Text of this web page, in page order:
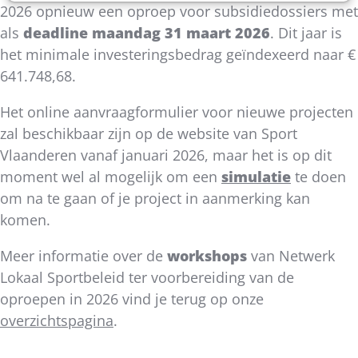
2026 opnieuw een oproep voor subsidiedossiers met
als deadline maandag 31 maart 2026. Dit jaar is
het minimale investeringsbedrag geïndexeerd naar €
641.748,68.
Het online aanvraagformulier voor nieuwe projecten
zal beschikbaar zijn op de website van Sport
Vlaanderen vanaf januari 2026, maar het is op dit
moment wel al mogelijk om een simulatie te doen
om na te gaan of je project in aanmerking kan
komen.
Meer informatie over de workshops van Netwerk
Lokaal Sportbeleid ter voorbereiding van de
oproepen in 2026 vind je terug op onze
overzichtspagina.